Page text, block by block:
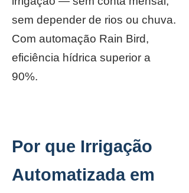
sem depender de rios ou chuva.
Com automação Rain Bird,
eficiência hídrica superior a
90%.
Por que Irrigação
Automatizada em